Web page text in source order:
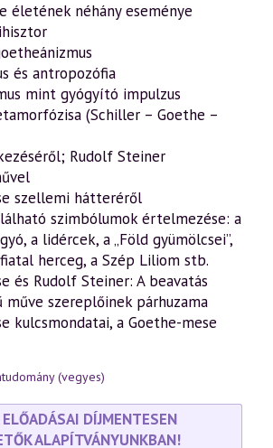
életének néhány eseménye
és antropozófia
mint gyógyító impulzus
(Schiller – Goethe –
Rudolf Steiner
szellemi hátteréről
szimbólumok értelmezése: a
a lidércek, a „Föld gyümölcsei”,
herceg, a Szép Liliom stb.
és Rudolf Steiner: A beavatás
műve szereplőinek párhuzama
kulcsmondatai, a Goethe-mese
(vegyes)
DÍJMENTESEN
ALAPÍTVÁNYUNKBAN!